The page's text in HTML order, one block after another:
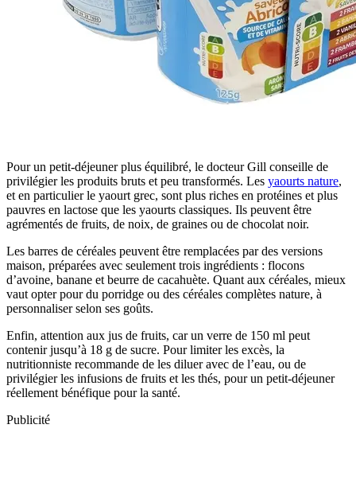
Pour un petit-déjeuner plus équilibré, le docteur Gill conseille de
privilégier les produits bruts et peu transformés. Les yaourts nature,
et en particulier le yaourt grec, sont plus riches en protéines et plus
pauvres en lactose que les yaourts classiques. Ils peuvent être
agrémentés de fruits, de noix, de graines ou de chocolat noir.
Les barres de céréales peuvent être remplacées par des versions
maison, préparées avec seulement trois ingrédients : flocons
d’avoine, banane et beurre de cacahuète. Quant aux céréales, mieux
vaut opter pour du porridge ou des céréales complètes nature, à
personnaliser selon ses goûts.
Enfin, attention aux jus de fruits, car un verre de 150 ml peut
contenir jusqu’à 18 g de sucre. Pour limiter les excès, la
nutritionniste recommande de les diluer avec de l’eau, ou de
privilégier les infusions de fruits et les thés, pour un petit-déjeuner
réellement bénéfique pour la santé.
Publicité